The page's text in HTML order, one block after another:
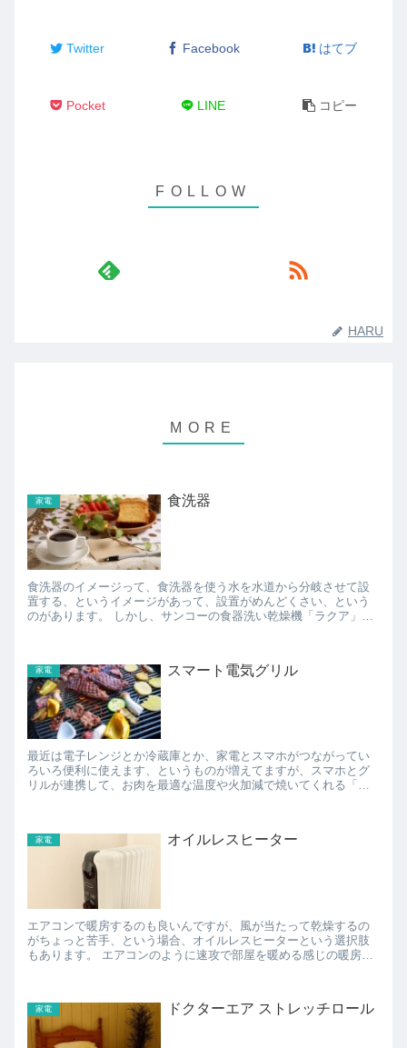
Twitter Facebook はてブ
Pocket LINE コピー
HARU
家電 食洗器
食洗器のイメージって、食洗器を使う水を水道から分岐させて設
置する、というイメージがあって、設置がめんどくさい、という
のがあります。 しかし、サンコーの食器洗い乾燥機「ラクア」
家電 スマート電気グリル
最近は電子レンジとか冷蔵庫とか、家電とスマホがつながってい
ろいろ便利に使えます、というものが増えてますが、スマホとグ
リルが連携して、お肉を最適な温度や火加減で焼いてくれる「ス
家電 オイルレスヒーター
エアコンで暖房するのも良いんですが、風が当たって乾燥するの
がちょっと苦手、という場合、オイルレスヒーターという選択肢
もあります。 エアコンのように速攻で部屋を暖める感じの暖房器
家電 ドクターエア ストレッチロール